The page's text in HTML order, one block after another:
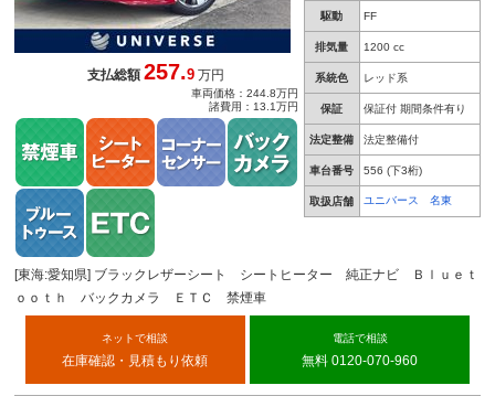
駆動 FF
排気量 1200 cc
系統色 レッド系
保証 保証付 期間条件有り
法定整備 法定整備付
車台番号 556 (下3桁)
取扱店舗 ユニバース 名東
支払総額257.9 万円
車両価格：244.8万円
諸費用：13.1万円
[東海:愛知県] ブラックレザーシート シートヒーター 純正ナビ Ｂｌｕｅｔ
ｏｏｔｈ バックカメラ ＥＴＣ 禁煙車
ネットで相談
在庫確認・見積もり依頼
電話で相談
無料 0120-070-960